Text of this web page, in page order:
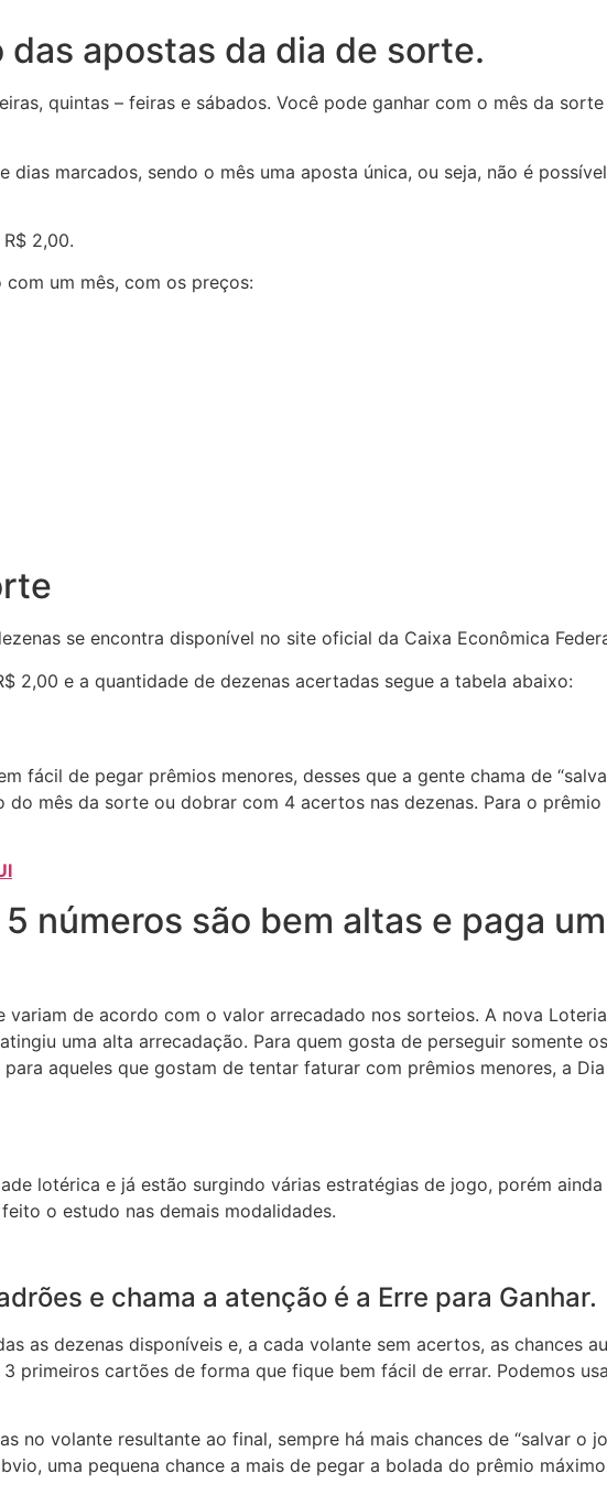
apostas da dia de sorte.
quintas – feiras e sábados. Você pode ganhar com o mês da
marcados, sendo o mês uma aposta única, ou seja, não é
2,00.
um mês, com os preços:
se encontra disponível no site oficial da Caixa Econômica
2,00 e a quantidade de dezenas acertadas segue a tabela abaixo:
fácil de pegar prêmios menores, desses que a gente chama de
mês da sorte ou dobrar com 4 acertos nas dezenas. Para o prêmio
números são bem altas e paga
variam de acordo com o valor arrecadado nos sorteios. A nova
uma alta arrecadação. Para quem gosta de perseguir somente
aqueles que gostam de tentar faturar com prêmios menores, a
lotérica e já estão surgindo várias estratégias de jogo, porém
o estudo nas demais modalidades.
e chama a atenção é a Erre para Ganhar.
as dezenas disponíveis e, a cada volante sem acertos, as chances
primeiros cartões de forma que fique bem fácil de errar. Podemos
no volante resultante ao final, sempre há mais chances de “salvar o
uma pequena chance a mais de pegar a bolada do prêmio